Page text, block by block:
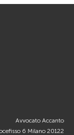
Avvocato Accanto
6 Milano 20122